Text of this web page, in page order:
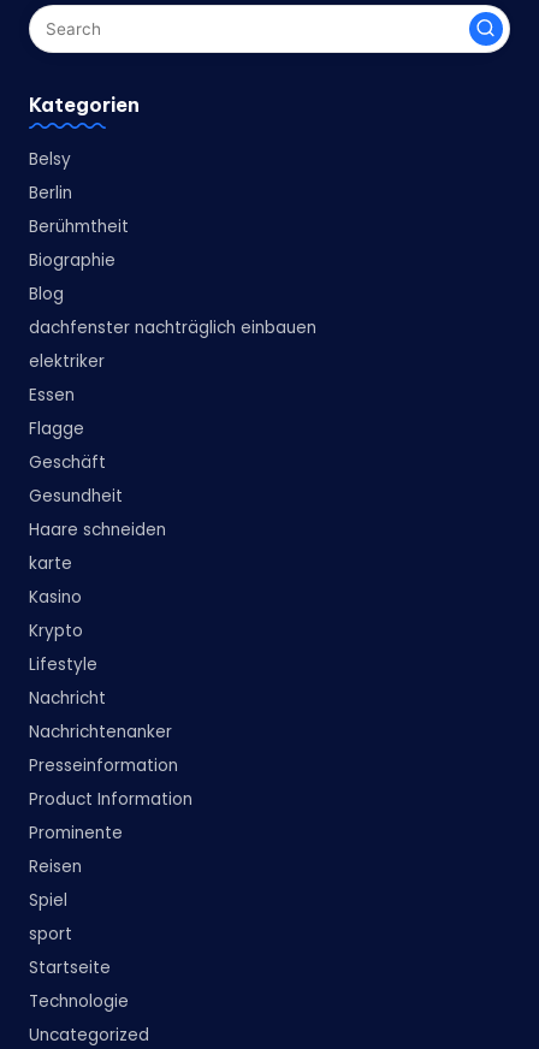
Kategorien
Belsy
Berlin
Berühmtheit
Biographie
Blog
dachfenster nachträglich einbauen
elektriker
Essen
Flagge
Geschäft
Gesundheit
Haare schneiden
karte
Kasino
Krypto
Lifestyle
Nachricht
Nachrichtenanker
Presseinformation
Product Information
Prominente
Reisen
Spiel
sport
Startseite
Technologie
Uncategorized